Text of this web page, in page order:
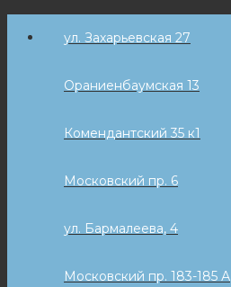
ул. Захарьевская 27
Ораниенбаумская 13
Комендантский 35 к1
Московский пр. 6
ул. Бармалеева, 4
Московский пр. 183-185 А